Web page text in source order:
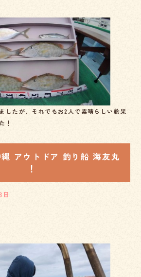
したが、それでもお2人で素晴らしい釣果
！
アウトドア 釣り船 海友丸
！